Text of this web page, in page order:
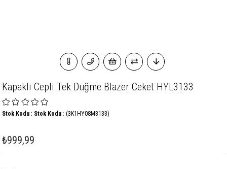
Kapaklı Cepli Tek Düğme Blazer Ceket HYL3133
(3K1HY08M3133)
Stok Kodu Stok Kodu
₺999,99